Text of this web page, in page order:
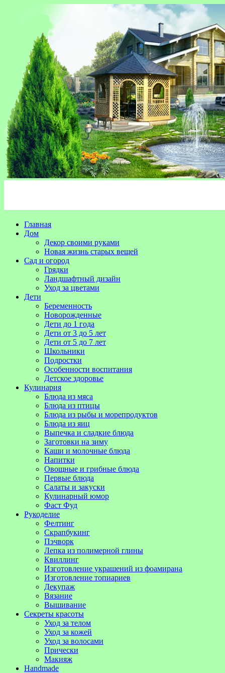
Главная
Дом
Декор своими руками
Новая жизнь старых вещей
Сад и огород
Грядки
Ландшафтный дизайн
Уход за цветами
Дети
Беременность
Новорожденные
Дети до 1 года
Дети от 3 до 5 лет
Дети от 5 до 7 лет
Школьники
Подростки
Особенности воспитания
Детское здоровье
Кулинария
Блюда из мяса
Блюда из птицы
Блюда из рыбы и морепродуктов
Блюда из яиц
Выпечка и сладкие блюда
Заготовки на зиму
Каши и молочные блюда
Напитки
Овощные и грибные блюда
Первые блюда
Салаты и закуски
Кулинарный юмор
Фаст Фуд
Рукоделие
Фелтинг
Скрапбукинг
Пэчворк
Лепка из полимерной глины
Квиллинг
Изготовление украшений из фоамирана
Изготовление топиариев
Декупаж
Вязание
Вышивание
Секреты красоты
Уход за телом
Уход за кожей
Уход за волосами
Прически
Макияж
Handmade